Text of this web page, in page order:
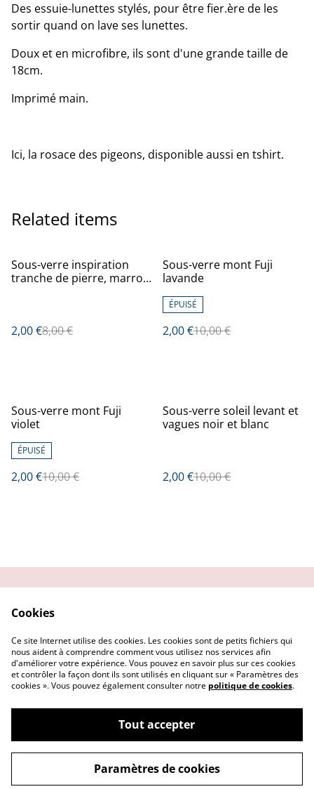
Des essuie-lunettes stylés, pour être fier.ère de les
sortir quand on lave ses lunettes.
Doux et en microfibre, ils sont d'une grande taille de
18cm.
Imprimé main.
Ici, la rosace des pigeons, disponible aussi en tshirt.
Related items
%
Sous-verre inspiration
tranche de pierre, marron
2,00 €8,00 €
%
Sous-verre mont Fuji
lavande
ÉPUISÉ
2,00 €10,00 €
%
Sous-verre mont Fuji
violet
ÉPUISÉ
2,00 €10,00 €
%
Sous-verre soleil levant et
vagues noir et blanc
2,00 €10,00 €
Confidentialité
Demander un retour
Cookies
©2026Getsu art and co
powered by
Cookies
Ce site Internet utilise des cookies. Les cookies sont de petits fichiers qui
nous aident à comprendre comment vous utilisez nos services afin
d'améliorer votre expérience. Vous pouvez en savoir plus sur ces cookies
et contrôler la façon dont ils sont utilisés en cliquant sur « Paramètres des
cookies ». Vous pouvez également consulter notre politique de cookies.
Tout accepter
Paramètres de cookies